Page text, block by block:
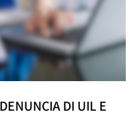
DI UIL E